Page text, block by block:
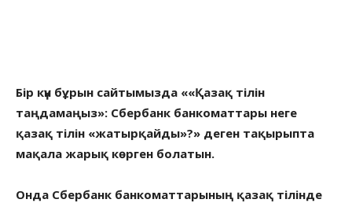
Бір күн бұрын сайтымызда ««Қазақ тілін
таңдамаңыз»: Сбербанк банкоматтары неге
қазақ тілін «жатырқайды»?» деген тақырыпта
мақала жарық көрген болатын.
Онда Сбербанк банкоматтарының қазақ тілінде